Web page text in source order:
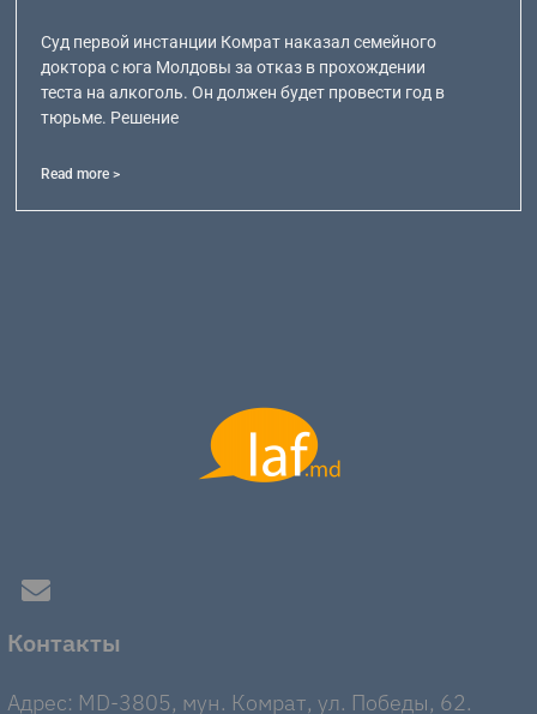
Суд первой инстанции Комрат наказал семейного
доктора с юга Молдовы за отказ в прохождении
теста на алкоголь. Он должен будет провести год в
тюрьме. Решение
Read more >
Контакты
Адрес: MD-3805, мун. Комрат, ул. Победы, 62.